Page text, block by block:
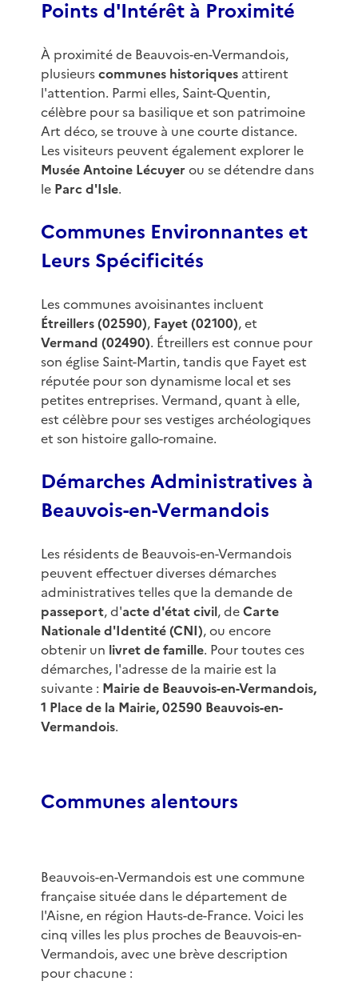
Points d'Intérêt à Proximité
À proximité de Beauvois-en-Vermandois,
plusieurscommunes historiquesattirent
l'attention. Parmi elles, Saint-Quentin,
célèbre pour sa basilique et son patrimoine
Art déco, se trouve à une courte distance.
Les visiteurs peuvent également explorer le
Musée Antoine Lécuyer ou se détendre dans
le Parc d'Isle.
Communes Environnantes et
Leurs Spécificités
Les communes avoisinantes incluent
Étreillers (02590), Fayet (02100), et
Vermand (02490). Étreillers est connue pour
son église Saint-Martin, tandis que Fayet est
réputée pour son dynamisme local et ses
petites entreprises. Vermand, quant à elle,
est célèbre pour ses vestiges archéologiques
et son histoire gallo-romaine.
Démarches Administratives à
Beauvois-en-Vermandois
Les résidents de Beauvois-en-Vermandois
peuvent effectuer diverses démarches
administratives telles que la demande de
passeport, d'acte d'état civil, deCarte
Nationale d'Identité (CNI), ou encore
obtenir un livret de famille. Pour toutes ces
démarches, l'adresse de la mairie est la
suivante : Mairie de Beauvois-en-Vermandois,
1 Place de la Mairie, 02590 Beauvois-en-
Vermandois.
Communes alentours
Beauvois-en-Vermandois est une commune
française située dans le département de
l'Aisne, en région Hauts-de-France. Voici les
cinq villes les plus proches de Beauvois-en-
Vermandois, avec une brève description
pour chacune :